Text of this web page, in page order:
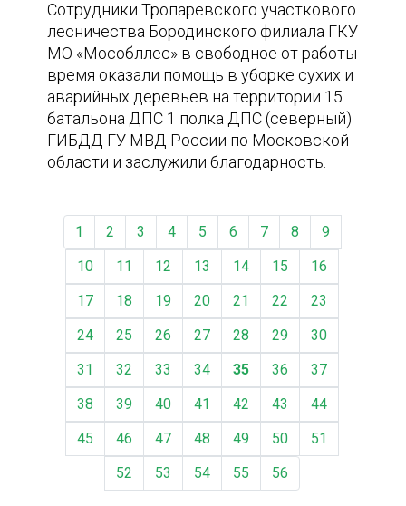
Сотрудники Тропаревского участкового
лесничества Бородинского филиала ГКУ
МО «Мособллес» в свободное от работы
время оказали помощь в уборке сухих и
аварийных деревьев на территории 15
батальона ДПС 1 полка ДПС (северный)
ГИБДД ГУ МВД России по Московской
области и заслужили благодарность.
1 2 3 4 5 6 7 8
9
10
11 12 13 14 15
16
17
18 19 20 21 22
23
24
25 26 27 28 29
30
31
32 33 34 35 36
37
38
39 40 41 42 43
44
45
46 47 48 49 50
51
52
53 54 55 56